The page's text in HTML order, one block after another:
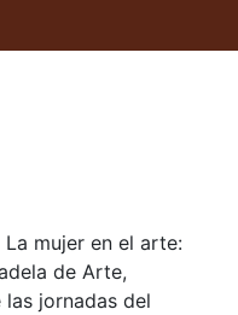
mujer en el arte:
de Arte,
jornadas del